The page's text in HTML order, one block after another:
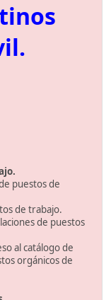
puestos de
de trabajo.
de puestos
al catálogo de
orgánicos de